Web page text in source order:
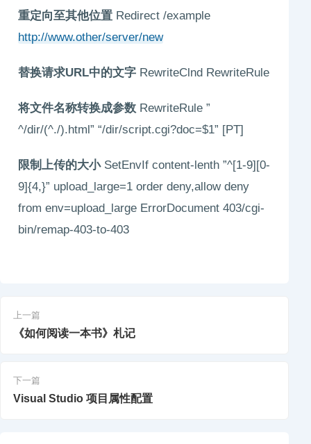
重定向至其他位置 Redirect /example
http://www.other/server/new
替换请求URL中的文字 RewriteClnd RewriteRule
将文件名称转换成参数 RewriteRule ”
^/dir/(^./).html” “/dir/script.cgi?doc=$1” [PT]
限制上传的大小SetEnvIf content-lenth ”^[1-9][0-
9]{4,}” upload_large=1 order deny,allow deny
from env=upload_large ErrorDocument 403/cgi-
bin/remap-403-to-403
上一篇
《如何阅读一本书》札记
下一篇
Visual Studio 项目属性配置